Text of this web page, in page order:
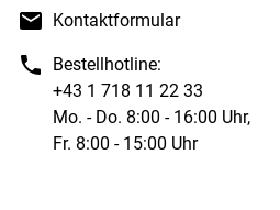
Kontaktformular
Bestellhotline:
+43 1 718 11 22 33
Mo. - Do. 8:00 - 16:00 Uhr,
Fr. 8:00 - 15:00 Uhr